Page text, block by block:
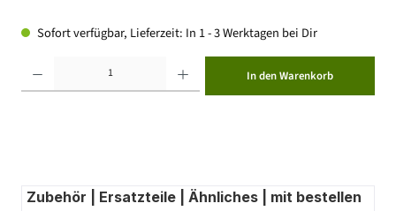
Sofort verfügbar, Lieferzeit: In 1 - 3 Werktagen bei Dir
In den Warenkorb
Zubehör | Ersatzteile | Ähnliches | mit bestellen